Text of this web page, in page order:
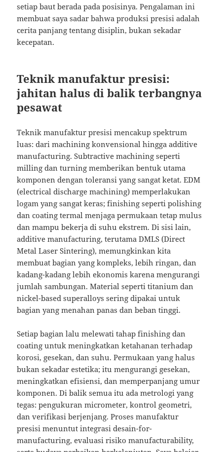
setiap baut berada pada posisinya. Pengalaman ini
membuat saya sadar bahwa produksi presisi adalah
cerita panjang tentang disiplin, bukan sekadar
kecepatan.
Teknik manufaktur presisi:
jahitan halus di balik terbangnya
pesawat
Teknik manufaktur presisi mencakup spektrum
luas: dari machining konvensional hingga additive
manufacturing. Subtractive machining seperti
milling dan turning memberikan bentuk utama
komponen dengan toleransi yang sangat ketat. EDM
(electrical discharge machining) memperlakukan
logam yang sangat keras; finishing seperti polishing
dan coating termal menjaga permukaan tetap mulus
dan mampu bekerja di suhu ekstrem. Di sisi lain,
additive manufacturing, terutama DMLS (Direct
Metal Laser Sintering), memungkinkan kita
membuat bagian yang kompleks, lebih ringan, dan
kadang-kadang lebih ekonomis karena mengurangi
jumlah sambungan. Material seperti titanium dan
nickel-based superalloys sering dipakai untuk
bagian yang menahan panas dan beban tinggi.
Setiap bagian lalu melewati tahap finishing dan
coating untuk meningkatkan ketahanan terhadap
korosi, gesekan, dan suhu. Permukaan yang halus
bukan sekadar estetika; itu mengurangi gesekan,
meningkatkan efisiensi, dan memperpanjang umur
komponen. Di balik semua itu ada metrologi yang
tegas: pengukuran micrometer, kontrol geometri,
dan verifikasi berjenjang. Proses manufaktur
presisi menuntut integrasi desain-for-
manufacturing, evaluasi risiko manufacturability,